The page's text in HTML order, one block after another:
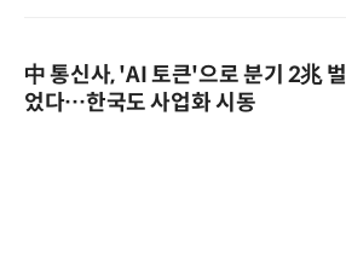
中 통신사, 'AI 토큰'으로 분기 2兆 벌
었다…한국도 사업화 시동